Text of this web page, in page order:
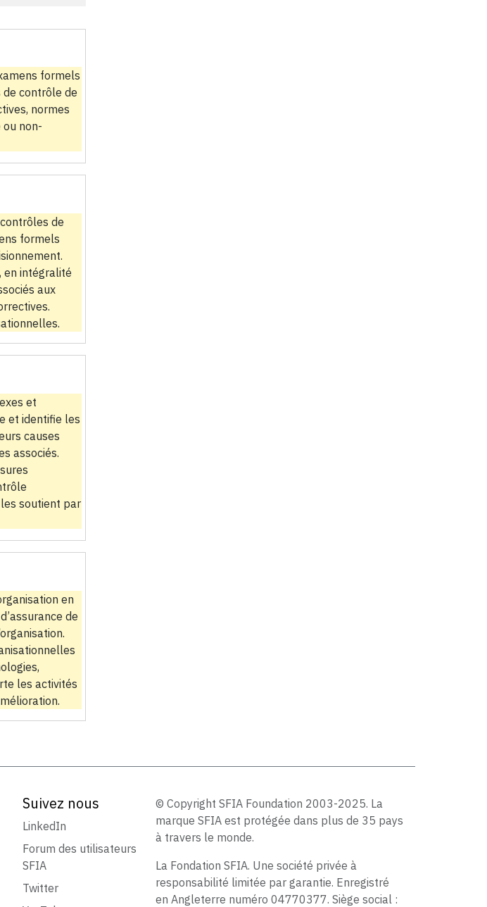
formels
de contrôle de
normes
non-
de
formels
en intégralité
aux
et
et identifie les
causes
associés.
soutient par
en
de
les activités
Suivez nous
LinkedIn
Forum des utilisateurs
SFIA
Twitter
© Copyright SFIA Foundation 2003-2025. La
marque SFIA est protégée dans plus de 35 pays
à travers le monde.
La Fondation SFIA. Une société privée à
responsabilité limitée par garantie. Enregistré
en Angleterre numéro 04770377. Siège social :